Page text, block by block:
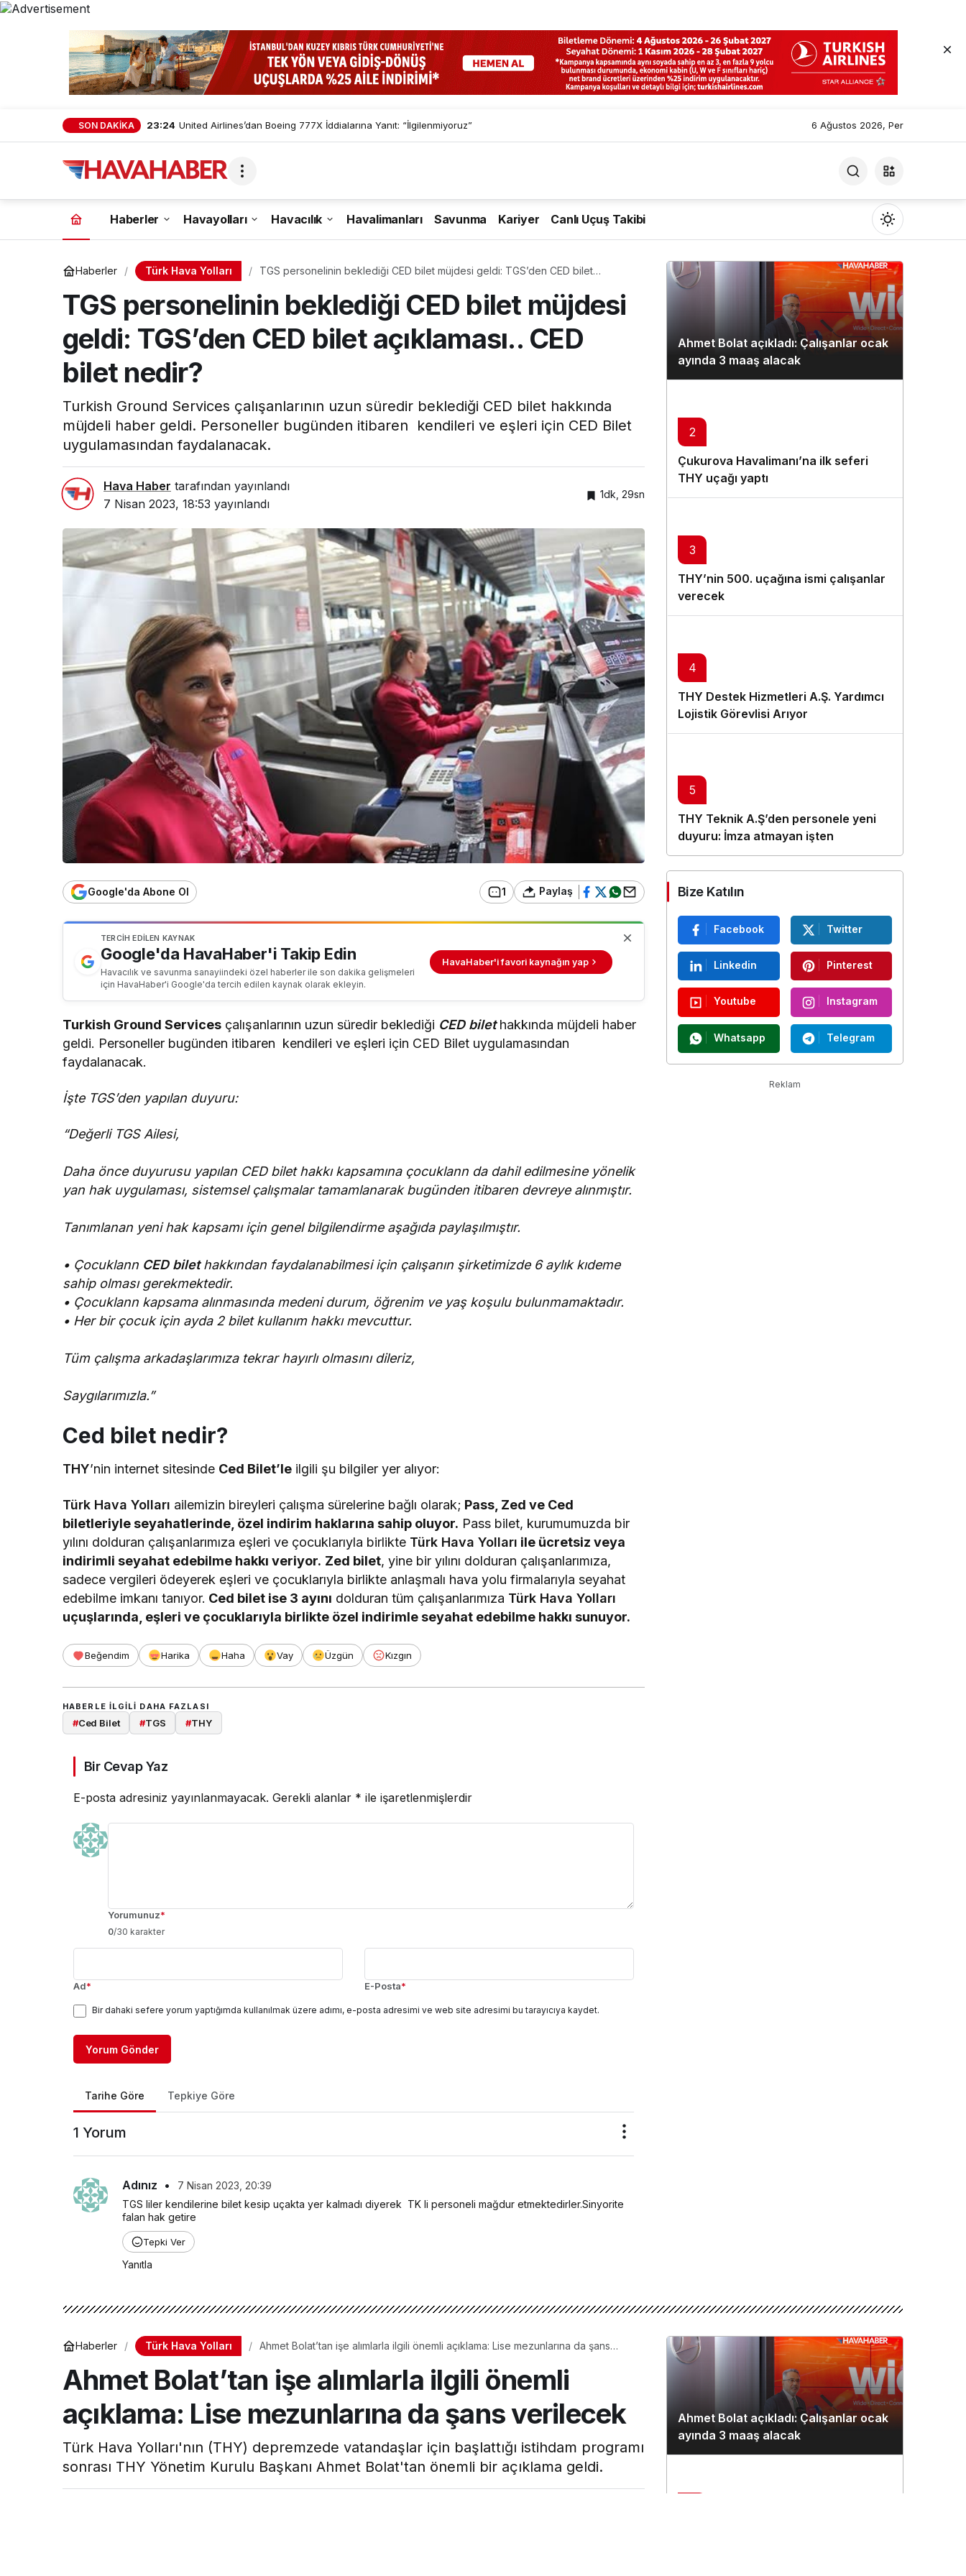
SON DAKİKA 23:24 United Airlines’dan Boeing 777X İddialarına Yanıt: “İlgilenmiyoruz” 6 Ağustos 2026, Per
Haberler Havayolları Havacılık Havalimanları Savunma Kariyer Canlı Uçuş Takibi
Mod
değiştir
Gündüz Modu
Gündüz modunu seçin.
Sistem modunu seçin.
Haberler Türk Hava Yolları
TGS personelinin beklediği CED bilet müjdesi geldi: TGS’den CED bilet
TGS personelinin beklediği CED bilet müjdesi
geldi: TGS’den CED bilet açıklaması.. CED
bilet nedir?
Turkish Ground Services çalışanlarının uzun süredir beklediği CED bilet hakkında
müjdeli haber geldi. Personeller bugünden itibaren kendileri ve eşleri için CED Bilet
uygulamasından faydalanacak.
Hava Haber tarafından yayınlandı
7 Nisan 2023, 18:53 yayınlandı
1dk, 29sn
Google'da Abone Ol 1 Paylaş
TERCIH EDILEN KAYNAK
Google'da HavaHaber'i Takip Edin
Havacılık ve savunma sanayiindeki özel haberler ile son dakika gelişmeleri
için HavaHaber'i Google'da tercih edilen kaynak olarak ekleyin.
HavaHaber'i favori kaynağın yap
Turkish Ground Services çalışanlarının uzun süredir beklediği CED bilethakkında müjdeli haber
geldi. Personeller bugünden itibaren kendileri ve eşleri için CED Bilet uygulamasından
faydalanacak.
İşte TGS’den yapılan duyuru:
“Değerli TGS Ailesi,
Daha önce duyurusu yapılan CED bilet hakkı kapsamına çocuklann da dahil edilmesine yönelik
yan hak uygulaması, sistemsel çalışmalar tamamlanarak bugünden itibaren devreye alınmıştır.
Tanımlanan yeni hak kapsamı için genel bilgilendirme aşağıda paylaşılmıştır.
• Çocuklann CED bilethakkından faydalanabilmesi için çalışanın şirketimizde 6 aylık kıdeme
sahip olması gerekmektedir.
• Çocuklann kapsama alınmasında medeni durum, öğrenim ve yaş koşulu bulunmamaktadır.
• Her bir çocuk için ayda 2 bilet kullanım hakkı mevcuttur.
Tüm çalışma arkadaşlarımıza tekrar hayırlı olmasını dileriz,
Saygılarımızla.”
Ced bilet nedir?
THY’nin internet sitesinde Ced Bilet’le ilgili şu bilgiler yer alıyor:
Türk Hava Yolları ailemizin bireyleri çalışma sürelerine bağlı olarak; Pass, Zed ve Ced
biletleriyle seyahatlerinde, özel indirim haklarına sahip oluyor. Pass bilet, kurumumuzda bir
yılını dolduran çalışanlarımıza eşleri ve çocuklarıyla birlikte Türk Hava Yolları ile ücretsiz veya
indirimli seyahat edebilme hakkı veriyor. Zed bilet, yine bir yılını dolduran çalışanlarımıza,
sadece vergileri ödeyerek eşleri ve çocuklarıyla birlikte anlaşmalı hava yolu firmalarıyla seyahat
edebilme imkanı tanıyor. Ced bilet ise 3 ayını dolduran tüm çalışanlarımıza Türk Hava Yolları
uçuşlarında, eşleri ve çocuklarıyla birlikte özel indirimle seyahat edebilme hakkı sunuyor.
Beğendim Harika Haha Vay Üzgün Kızgın
HABERLE ILGILI DAHA FAZLASI
#Ced Bilet #TGS #THY
Bir Cevap Yaz
E-posta adresiniz yayınlanmayacak. Gerekli alanlar * ile işaretlenmişlerdir
Yorumunuz*
0/30 karakter
Ad* E-Posta*
Bir dahaki sefere yorum yaptığımda kullanılmak üzere adımı, e-posta adresimi ve web site adresimi bu tarayıcıya kaydet.
Yorum Gönder
Tarihe Göre Tepkiye Göre
1 Yorum
Adınız •
7 Nisan 2023, 20:39
TGS liler kendilerine bilet kesip uçakta yer kalmadı diyerek  TK li personeli mağdur etmektedirler.Sinyorite
falan hak getire
Tepki Ver
Yanıtla
Ahmet Bolat açıkladı: Çalışanlar ocak
ayında 3 maaş alacak
2
Çukurova Havalimanı’na ilk seferi
THY uçağı yaptı
3
THY’nin 500. uçağına ismi çalışanlar
verecek
4
THY Destek Hizmetleri A.Ş. Yardımcı
Lojistik Görevlisi Arıyor
5
THY Teknik A.Ş’den personele yeni
duyuru: İmza atmayan işten
çıkarılacak
Bize Katılın
Facebook Twitter
Linkedin Pinterest
Youtube Instagram
Whatsapp Telegram
Reklam
Haberler Türk Hava Yolları
Ahmet Bolat’tan işe alımlarla ilgili önemli açıklama: Lise mezunlarına da şans
Ahmet Bolat’tan işe alımlarla ilgili önemli
açıklama: Lise mezunlarına da şans verilecek
Türk Hava Yolları'nın (THY) depremzede vatandaşlar için başlattığı istihdam programı
sonrası THY Yönetim Kurulu Başkanı Ahmet Bolat'tan önemli bir açıklama geldi.
Ahmet Bolat açıkladı: Çalışanlar ocak
ayında 3 maaş alacak